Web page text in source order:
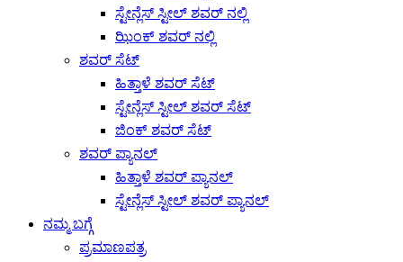
ಸ್ಟೇನ್ಲೆಸ್ ಸ್ಟೀಲ್ ಶವರ್ ನಲ್ಲಿ
ಝಿಂಕ್ ಶವರ್ ನಲ್ಲಿ
ಶವರ್ ಸೆಟ್
ಹಿತ್ತಾಳೆ ಶವರ್ ಸೆಟ್
ಸ್ಟೇನ್ಲೆಸ್ ಸ್ಟೀಲ್ ಶವರ್ ಸೆಟ್
ಜಿಂಕ್ ಶವರ್ ಸೆಟ್
ಶವರ್ ಪ್ಯಾನಲ್
ಹಿತ್ತಾಳೆ ಶವರ್ ಪ್ಯಾನಲ್
ಸ್ಟೇನ್ಲೆಸ್ ಸ್ಟೀಲ್ ಶವರ್ ಪ್ಯಾನಲ್
ನಮ್ಮ ಬಗ್ಗೆ
ಪ್ರಮಾಣಪತ್ರ